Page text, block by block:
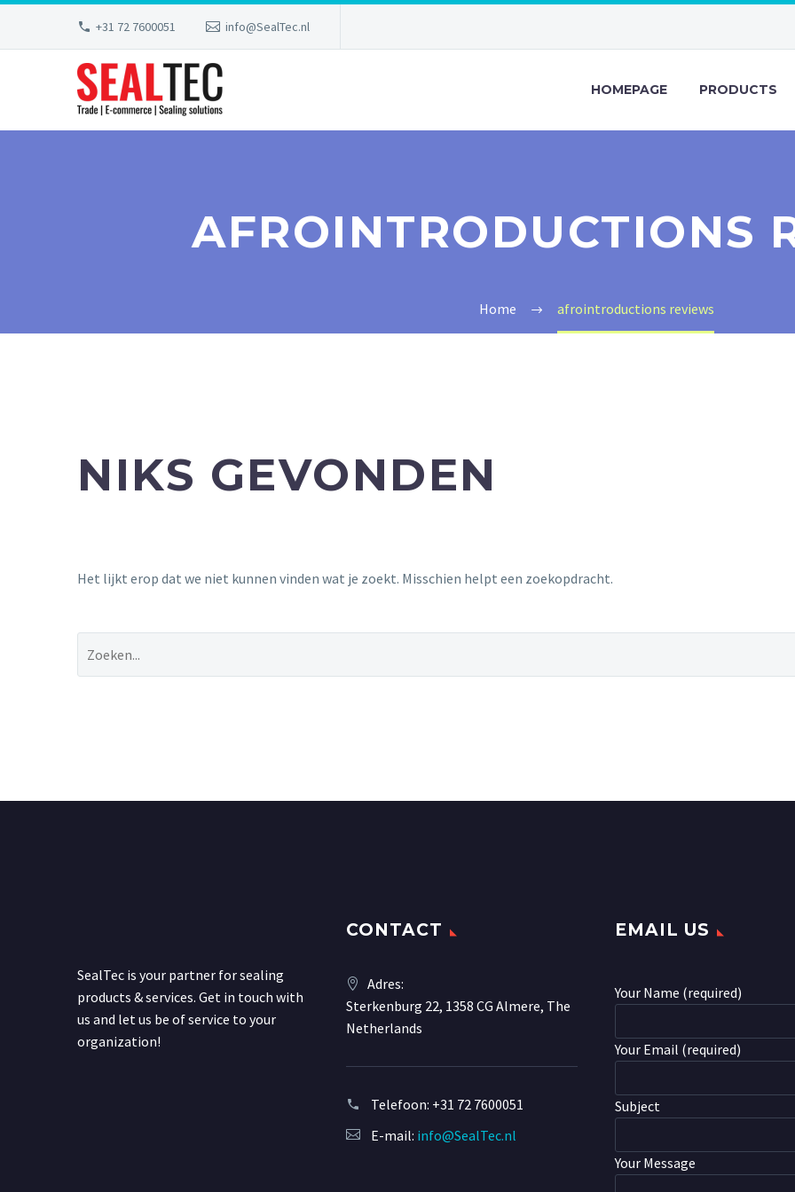
+31 72 7600051 info@SealTec.nl
HOMEPAGE PRODUCTS
AFROINTRODUCTIONS
Home afrointroductions reviews
NIKS GEVONDEN
Het lijkt erop dat we niet kunnen vinden wat je zoekt. Misschien helpt een zoekopdracht.
SealTec is your partner for sealing
products & services. Get in touch with
us and let us be of service to your
organization!
CONTACT
Adres:
Sterkenburg 22, 1358 CG Almere, The
Netherlands
Telefoon: +31 72 7600051
E-mail: info@SealTec.nl
EMAIL US
Your Name (required)
Your Email (required)
Subject
Your Message